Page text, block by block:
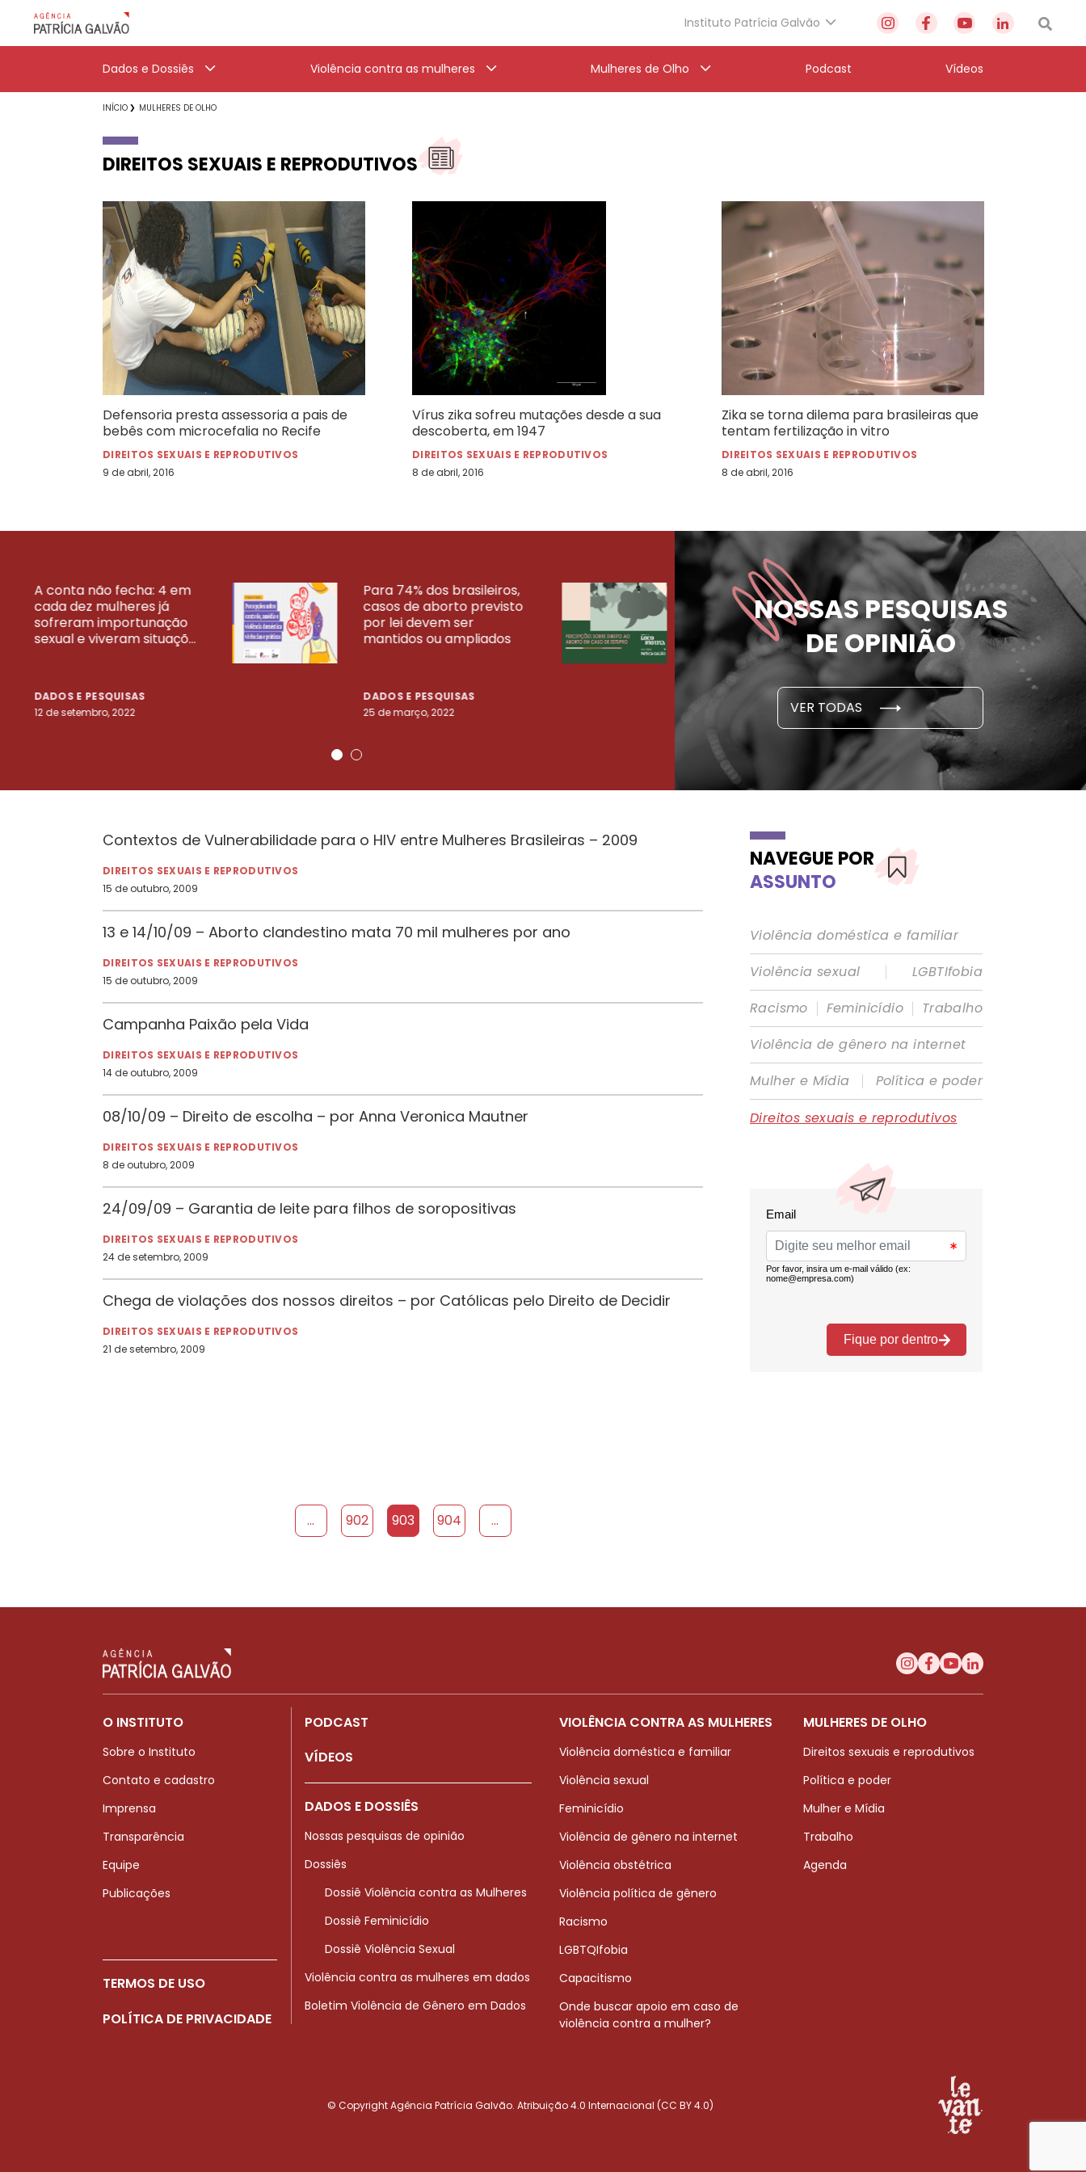
Instituto Patrícia Galvão
Dados e Dossiês Violência contra as mulheres Mulheres de Olho Podcast Vídeos
INÍCIO MULHERES DE OLHO
DIREITOS SEXUAIS E REPRODUTIVOS
Defensoria presta assessoria a pais de
bebês com microcefalia no Recife
DIREITOS SEXUAIS E REPRODUTIVOS
9 de abril, 2016
Vírus zika sofreu mutações desde a sua
descoberta, em 1947
DIREITOS SEXUAIS E REPRODUTIVOS
8 de abril, 2016
Zika se torna dilema para brasileiras que
tentam fertilização in vitro
DIREITOS SEXUAIS E REPRODUTIVOS
8 de abril, 2016
NOSSAS PESQUISAS
DE OPINIÃO
VER TODAS
A conta não fecha: 4 em
cada dez mulheres já
sofreram importunação
sexual e viveram situaçõ...
DADOS E PESQUISAS
12 de setembro, 2022
Para 74% dos brasileiros,
casos de aborto previsto
por lei devem ser
mantidos ou ampliados
DADOS E PESQUISAS
25 de março, 2022
30% das mulheres já
foram ameaçadas de
morte por parceiro ou ex;
uma em cada 6 já sofreu
tenta...
DADOS E PESQUISAS
23 de novembro, 2021
81% das
sofreram
seus
cidade
VEJA MAIS PESQUISAS
Contextos de Vulnerabilidade para o HIV entre Mulheres Brasileiras – 2009
DIREITOS SEXUAIS E REPRODUTIVOS
15 de outubro, 2009
13 e 14/10/09 – Aborto clandestino mata 70 mil mulheres por ano
DIREITOS SEXUAIS E REPRODUTIVOS
15 de outubro, 2009
Campanha Paixão pela Vida
DIREITOS SEXUAIS E REPRODUTIVOS
14 de outubro, 2009
08/10/09 – Direito de escolha – por Anna Veronica Mautner
DIREITOS SEXUAIS E REPRODUTIVOS
8 de outubro, 2009
24/09/09 – Garantia de leite para filhos de soropositivas
DIREITOS SEXUAIS E REPRODUTIVOS
24 de setembro, 2009
Chega de violações dos nossos direitos – por Católicas pelo Direito de Decidir
DIREITOS SEXUAIS E REPRODUTIVOS
21 de setembro, 2009
... 902 903 904 ...
NAVEGUE POR
ASSUNTO
Violência doméstica e familiar
Violência sexual
|
LGBTIfobia
Racismo | Feminicídio | Trabalho
Violência de gênero na internet
Mulher e Mídia
|
Política e poder
Direitos sexuais e reprodutivos
O INSTITUTO
Sobre o Instituto
Contato e cadastro
Imprensa
Transparência
Equipe
Publicações
TERMOS DE USO
POLÍTICA DE PRIVACIDADE
PODCAST
VÍDEOS
DADOS E DOSSIÊS
Nossas pesquisas de opinião
Dossiês
Dossiê Violência contra as Mulheres
Dossiê Feminicídio
Dossiê Violência Sexual
Violência contra as mulheres em dados
Boletim Violência de Gênero em Dados
VIOLÊNCIA CONTRA AS MULHERES
Violência doméstica e familiar
Violência sexual
Feminicídio
Violência de gênero na internet
Violência obstétrica
Violência política de gênero
Racismo
LGBTQIfobia
Capacitismo
Onde buscar apoio em caso de
violência contra a mulher?
MULHERES DE OLHO
Direitos sexuais e reprodutivos
Política e poder
Mulher e Mídia
Trabalho
Agenda
© Copyright Agência Patrícia Galvão. Atribuição 4.0 Internacional (CC BY 4.0)